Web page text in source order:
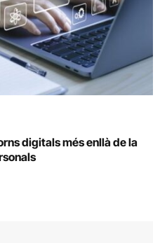
digitals més enllà de la